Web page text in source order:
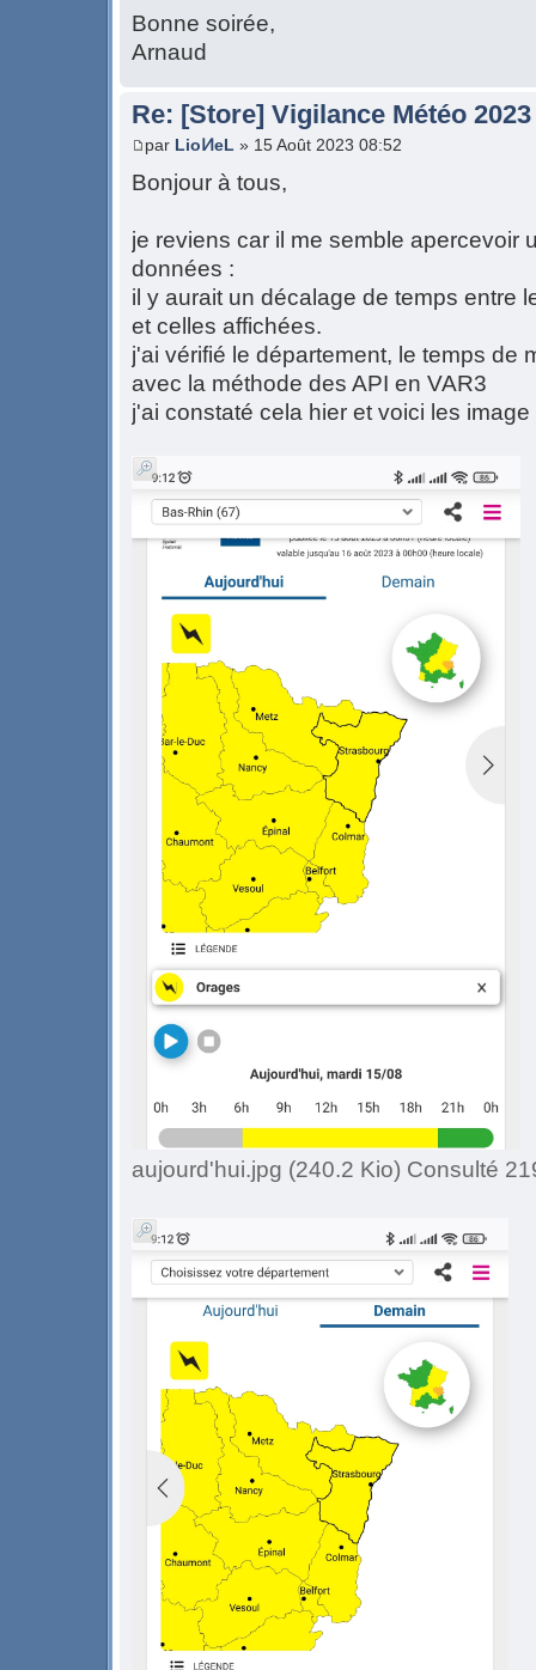
Bonne soirée,
Arnaud
Re: [Store] Vigilance Météo 2023
par LioͶeL » 15 Août 2023 08:52
Bonjour à tous,
je reviens car il me semble apercevoir
données :
il y aurait un décalage de temps entre
et celles affichées.
j'ai vérifié le département, le temps de
avec la méthode des API en VAR3
j'ai constaté cela hier et voici les image
aujourd'hui.jpg (240.2 Kio) Consulté